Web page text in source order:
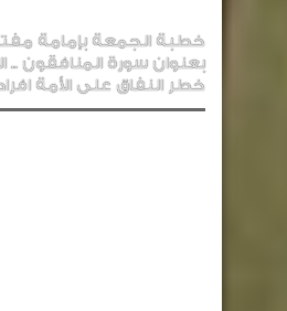
خطبة الجمعة بإمامة
بعنوان سورة المنافقون ..
خطر النفاق على الأمة